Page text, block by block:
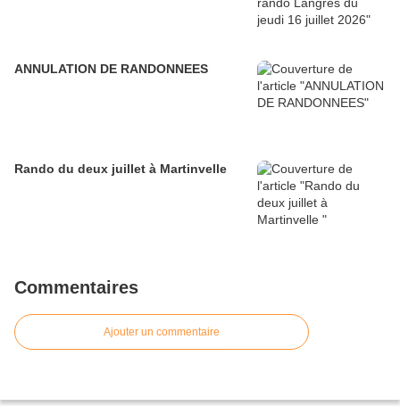
ANNULATION DE RANDONNEES
Rando du deux juillet à Martinvelle
Commentaires
Ajouter un commentaire